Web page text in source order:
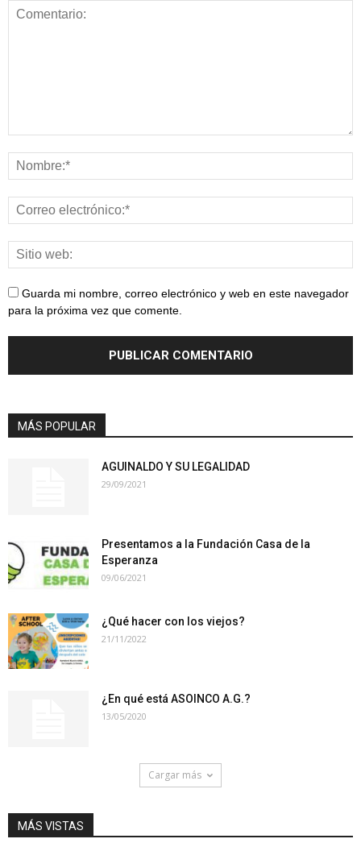
Guarda mi nombre, correo electrónico y web en este navegador
para la próxima vez que comente.
MÁS POPULAR
AGUINALDO Y SU LEGALIDAD
29/09/2021
Presentamos a la Fundación Casa de la
Esperanza
09/06/2021
¿Qué hacer con los viejos?
21/11/2022
¿En qué está ASOINCO A.G.?
13/05/2020
Cargar más
MÁS VISTAS